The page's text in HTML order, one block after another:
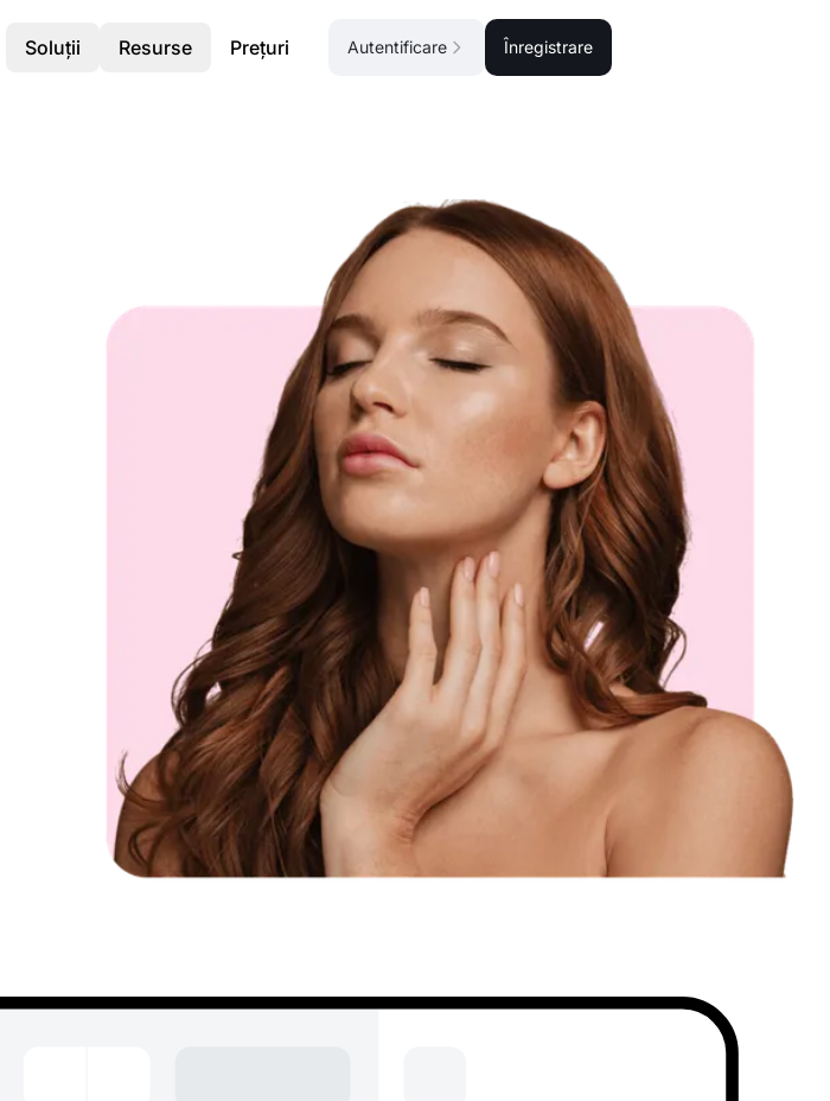
Soluții Resurse Prețuri Autentificare Înregistrare